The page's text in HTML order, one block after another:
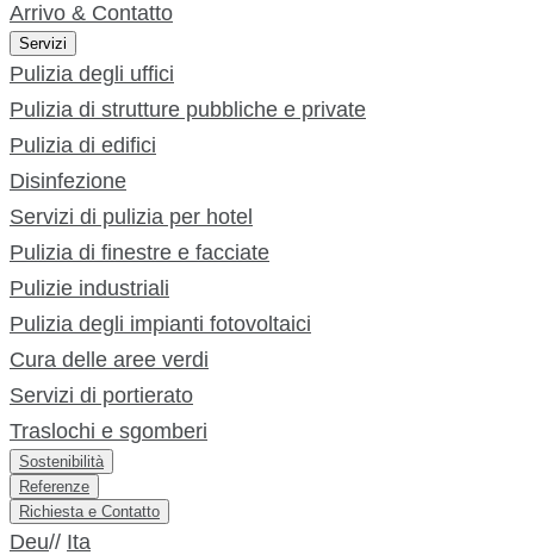
Arrivo & Contatto
Servizi
Pulizia degli uffici
Pulizia di strutture pubbliche e private
Pulizia di edifici
Disinfezione
Servizi di pulizia per hotel
Pulizia di finestre e facciate
Pulizie industriali
Pulizia degli impianti fotovoltaici
Cura delle aree verdi
Servizi di portierato
Traslochi e sgomberi
Sostenibilità
Referenze
Richiesta e Contatto
Deu// Ita